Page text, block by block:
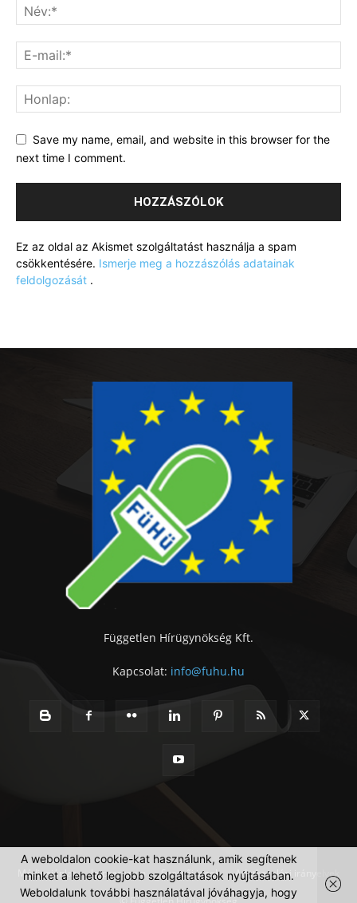
Save my name, email, and website in this browser for the
next time I comment.
Ez az oldal az Akismet szolgáltatást használja a spam
csökkentésére. Ismerje meg a hozzászólás adatainak
feldolgozását .
Független Hírügynökség Kft.
Kapcsolat: info@fuhu.hu
Médiaajánlat Impresszum Szerzői jogok Adatkezelési irányelvek
A weboldalon cookie-kat használunk, amik segítenek
minket a lehető legjobb szolgáltatások nyújtásában.
Weboldalunk további használatával jóváhagyja, hogy